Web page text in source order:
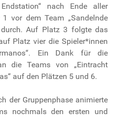
nach Ende aller
vor dem Team „Sandelnde
Auf Platz 3 folgte das
Platz vier die Spieler*innen
Ein Dank für die
die Teams von „Eintracht
auf den Plätzen 5 und 6.
der Gruppenphase animierte
nochmals den ersten und